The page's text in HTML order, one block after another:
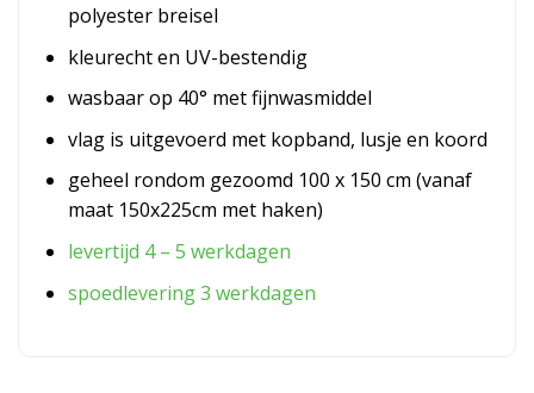
polyester breisel
kleurecht en UV-bestendig
wasbaar op 40° met fijnwasmiddel
vlag is uitgevoerd met kopband, lusje en koord
geheel rondom gezoomd 100 x 150 cm (vanaf
maat 150x225cm met haken)
levertijd 4 – 5 werkdagen
spoedlevering 3 werkdagen